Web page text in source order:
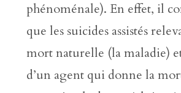
phénoménale). En effet, il
que les suicides assistés
mort naturelle (la maladie)
d’un agent qui donne la